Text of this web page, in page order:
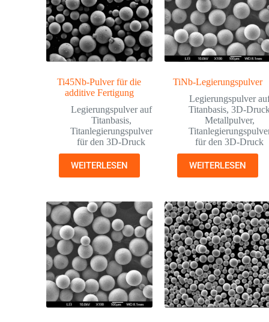
Ti45Nb-Pulver für die
additive Fertigung
Legierungspulver auf
Titanbasis,
Titanlegierungspulver
für den 3D-Druck
WEITERLESEN
TiNb-Legierungspulver
Legierungspulver
Titanbasis,3D-
Metallpulver,
für den 3D-Druck
WEITERLESEN